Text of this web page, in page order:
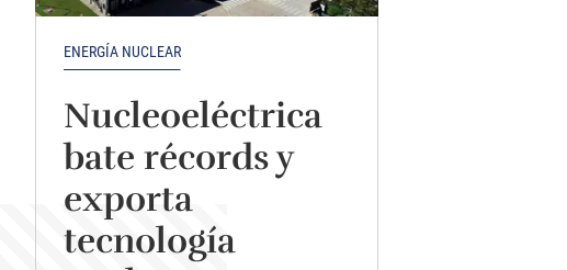
ENERGÍA NUCLEAR
Nucleoeléctrica
bate récords y
exporta
tecnología